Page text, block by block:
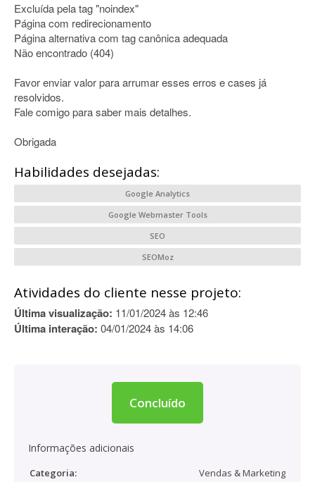
Excluída pela tag "noindex"
Página com redirecionamento
Página alternativa com tag canônica adequada
Não encontrado (404)
Favor enviar valor para arrumar esses erros e cases já
resolvidos.
Fale comigo para saber mais detalhes.
Obrigada
Habilidades desejadas:
Google Analytics
Google Webmaster Tools
SEO
SEOMoz
Atividades do cliente nesse projeto:
Última visualização: 11/01/2024 às 12:46
Última interação: 04/01/2024 às 14:06
Concluído
Informações adicionais
Categoria:
Vendas & Marketing